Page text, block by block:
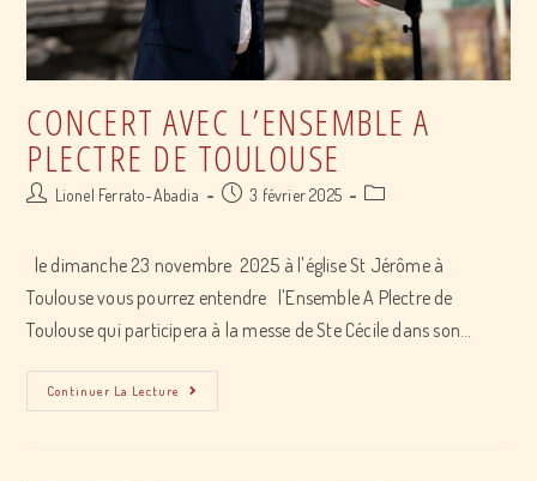
CONCERT AVEC L’ENSEMBLE A
PLECTRE DE TOULOUSE
Post Lionel Ferrato-Abadia
Post 3 février 2025
Post
le dimanche 23 novembre 2025 à l'église St Jérôme à
Toulouse vous pourrez entendre l'Ensemble A Plectre de
Toulouse qui participera à la messe de Ste Cécile dans son…
Continuer La Lecture
avec